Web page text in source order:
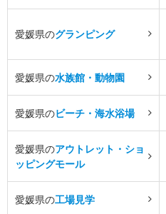
愛媛県のグランピング
愛媛県の水族館・動物園
愛媛県のビーチ・海水浴場
愛媛県のアウトレット・ショ
ッピングモール
愛媛県の工場見学